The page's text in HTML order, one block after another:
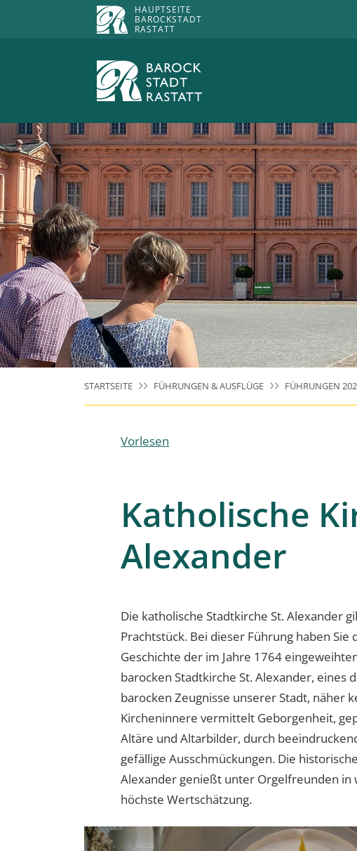
HAUPTSEITE
BAROCKSTADT
RASTATT
STARTSEITE FÜHRUNGEN & AUSFLÜGE FÜHRUNGEN
Vorlesen
Katholische
Alexander
Die katholische Stadtkirche St. Alexander
Prachtstück. Bei dieser Führung haben Sie
Geschichte der im Jahre 1764
barocken Stadtkirche St. Alexander, eines
barocken Zeugnisse unserer Stadt, näher
Kircheninnere vermittelt Geborgenheit,
Altäre und Altarbilder, durch
gefällige Ausschmückungen. Die
Alexander genießt unter Orgelfreunden in
höchste Wertschätzung.